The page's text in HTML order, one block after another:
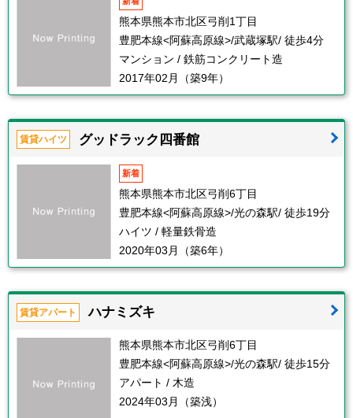
熊本県熊本市北区弓削1丁目
豊肥本線<阿蘇高原線>/武蔵塚駅/ 徒歩4分
マンション / 鉄筋コンクリート造
2017年02月（築9年）
賃貸ハイツ グッドラック四番館
新着
熊本県熊本市北区弓削6丁目
豊肥本線<阿蘇高原線>/光の森駅/ 徒歩19分
ハイツ / 軽量鉄骨造
2020年03月（築6年）
賃貸アパート ハナミズキ
熊本県熊本市北区弓削6丁目
豊肥本線<阿蘇高原線>/光の森駅/ 徒歩15分
アパート / 木造
2024年03月（築浅）